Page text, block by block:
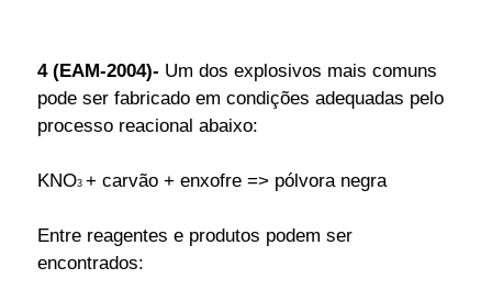
4 (EAM-2004)- Um dos explosivos mais comuns
pode ser fabricado em condições adequadas pelo
processo reacional abaixo:
KNO3 + carvão + enxofre => pólvora negra
Entre reagentes e produtos podem ser
encontrados: